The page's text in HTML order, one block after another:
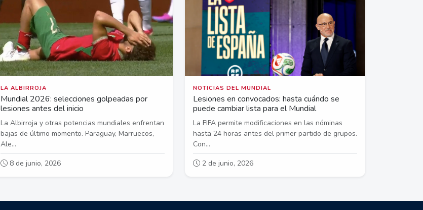
LA ALBIRROJA
Mundial 2026: selecciones golpeadas por
lesiones antes del inicio
La Albirroja y otras potencias mundiales enfrentan
bajas de último momento. Paraguay, Marruecos,
Ale...
8 de junio, 2026
NOTICIAS DEL MUNDIAL
Lesiones en convocados: hasta cuándo se
puede cambiar lista para el Mundial
La FIFA permite modificaciones en las nóminas
hasta 24 horas antes del primer partido de grupos.
Con...
2 de junio, 2026